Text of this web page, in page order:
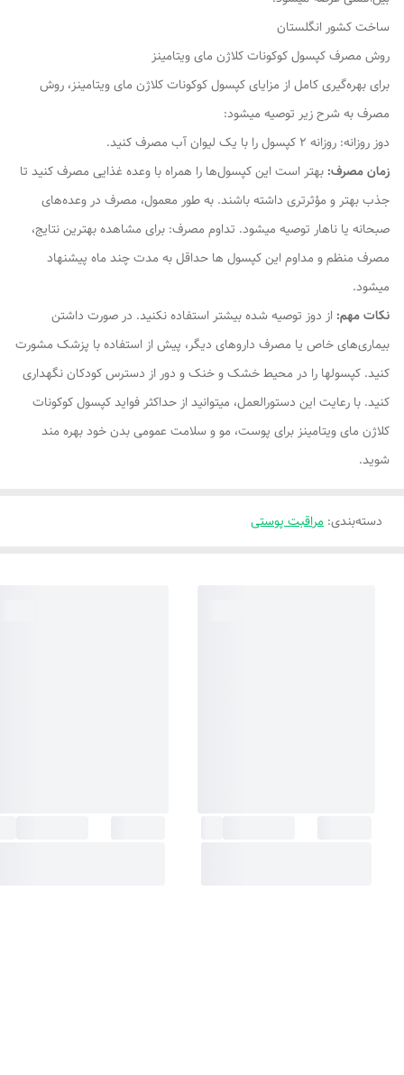
ساخت کشور انگلستان
روش مصرف کپسول کوکونات کلاژن مای ویتامینز
برای بهره‌گیری کامل از مزایای کپسول کوکونات کلاژن مای ویتامینز، روش
مصرف به شرح زیر توصیه میشود:
دوز روزانه: روزانه ۲ کپسول را با یک لیوان آب مصرف کنید.
زمان مصرف:بهتر است این کپسول‌ها را همراه با وعده غذایی مصرف کنید تا
جذب بهتر و مؤثرتری داشته باشند. به طور معمول، مصرف در وعده‌های
صبحانه یا ناهار توصیه میشود. تداوم مصرف: برای مشاهده بهترین نتایج،
مصرف منظم و مداوم این کپسول‌ ها حداقل به مدت چند ماه پیشنهاد
میشود.
نکات مهم: از دوز توصیه شده بیشتر استفاده نکنید. در صورت داشتن
بیماری‌های خاص یا مصرف داروهای دیگر، پیش از استفاده با پزشک مشورت
کنید. کپسولها را در محیط خشک و خنک و دور از دسترس کودکان نگهداری
کنید. با رعایت این دستورالعمل، میتوانید از حداکثر فواید کپسول کوکونات
کلاژن مای ویتامینز برای پوست، مو و سلامت عمومی بدن خود بهره‌ مند
شوید.
دسته‌بندی: مراقبت پوستی